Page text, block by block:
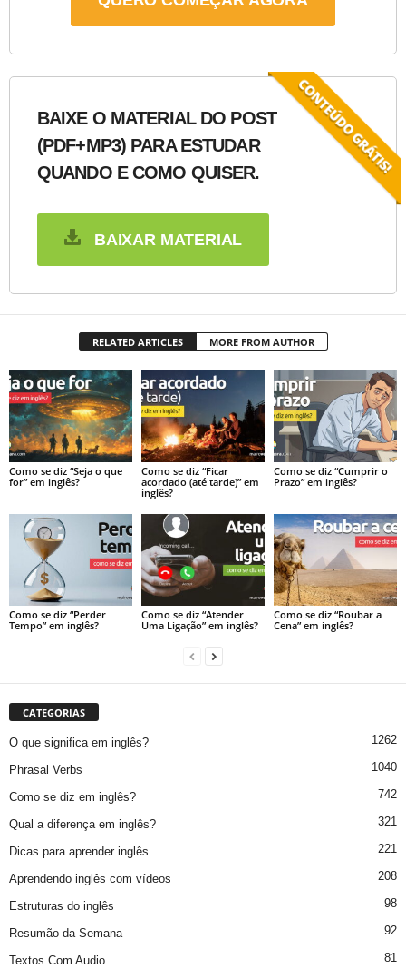
BAIXE O MATERIAL DO POST
(PDF+MP3) PARA ESTUDAR
QUANDO E COMO QUISER.
BAIXAR MATERIAL
RELATED ARTICLES MORE FROM AUTHOR
Como se diz “Seja o que
for” em inglês?
Como se diz “Ficar
acordado (até tarde)” em
inglês?
Como se diz “Cumprir o
Prazo” em inglês?
Como se diz “Perder
Tempo” em inglês?
Como se diz “Atender
Uma Ligação” em inglês?
Como se diz “Roubar a
Cena” em inglês?
CATEGORIAS
O que significa em inglês? 1262
Phrasal Verbs 1040
Como se diz em inglês? 742
Qual a diferença em inglês? 321
Dicas para aprender inglês 221
Aprendendo inglês com vídeos 208
Estruturas do inglês 98
Resumão da Semana 92
Textos Com Audio 81